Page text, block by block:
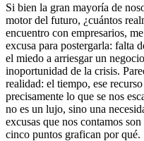
Si bien la gran mayoría de
motor del futuro, ¿cuántos
encuentro con empresarios,
excusa para postergarla: falta
el miedo a arriesgar un
inoportunidad de la crisis.
realidad: el tiempo, ese
precisamente lo que se nos
no es un lujo, sino una
excusas que nos contamos
cinco puntos grafican por qué.